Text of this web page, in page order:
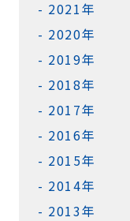
2021年
2020年
2019年
2018年
2017年
2016年
2015年
2014年
2013年